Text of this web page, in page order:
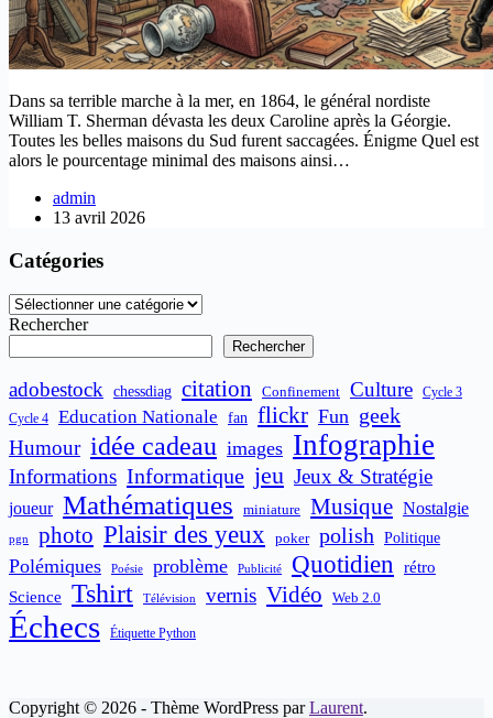
Dans sa terrible marche à la mer, en 1864, le général nordiste
William T. Sherman dévasta les deux Caroline après la Géorgie.
Toutes les belles maisons du Sud furent saccagées. Énigme Quel est
alors le pourcentage minimal des maisons ainsi…
admin
13 avril 2026
Catégories
Catégories
Rechercher
Rechercher
adobestock chessdiag citation Confinement Culture
Cycle 3
Cycle 4
Education Nationale fan flickr Fun geek
Humour idée cadeau images Infographie
Informations Informatique jeu Jeux & Stratégie
joueur Mathématiques miniature Musique Nostalgie
pgn photo Plaisir des yeux poker polish Politique
Polémiques Poésie problème Publicité Quotidien
rétro
Science
Tshirt Télévision vernis Vidéo Web 2.0
Échecs Étiquette Python
Copyright © 2026 - Thème WordPress parLaurent.